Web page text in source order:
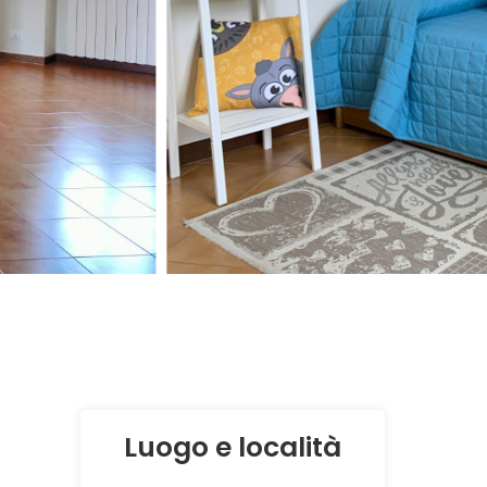
Luogo e località